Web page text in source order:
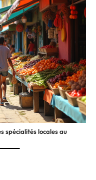
spécialités locales au